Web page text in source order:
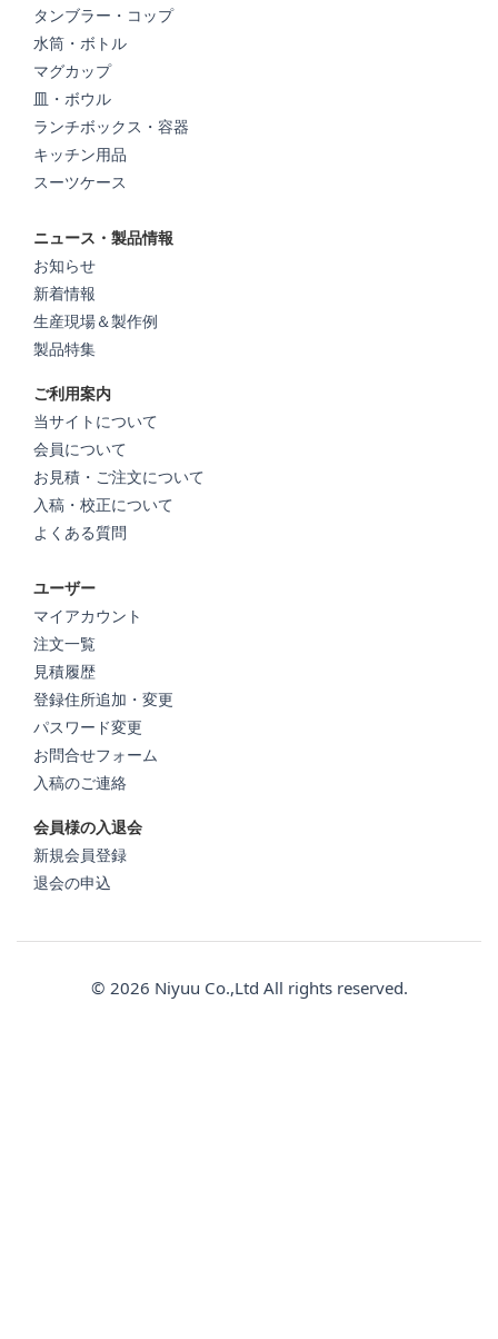
タンブラー・コップ
水筒・ボトル
マグカップ
皿・ボウル
ランチボックス・容器
キッチン用品
スーツケース
ニュース・製品情報
お知らせ
新着情報
生産現場＆製作例
製品特集
ご利用案内
当サイトについて
会員について
お見積・ご注文について
入稿・校正について
よくある質問
ユーザー
マイアカウント
注文一覧
見積履歴
登録住所追加・変更
パスワード変更
お問合せフォーム
入稿のご連絡
会員様の入退会
新規会員登録
退会の申込
© 2026 Niyuu Co.,Ltd All rights reserved.